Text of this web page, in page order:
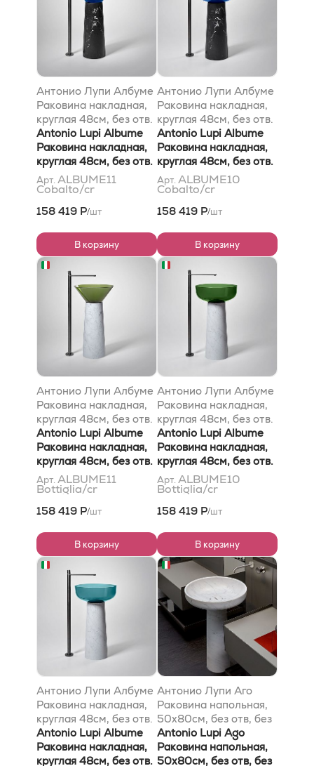
Антонио Лупи Албуме
Раковина накладная,
круглая 48см, без отв.
под смес, без
перелива, с д/
клапаном (хром), мат-
л: Кристалмуд, цвет:
Кобалто
Antonio Lupi Albume
Раковина накладная,
круглая 48см, без отв.
под смес, без
перелива, с д/
л: Cristalmood, цвет:
Cobalto
Арт. ALBUME11
Cobalto/cr
158 419 Р/шт
В корзину
Антонио Лупи Албуме
Раковина накладная,
круглая 48см, без отв.
под смес, без
перелива, с д/
клапаном (хром), мат-
л: Кристалмуд, цвет:
Кобалто
Antonio Lupi Albume
Раковина накладная,
круглая 48см, без отв.
под смес, без
перелива, с д/
л: Cristalmood, цвет:
Cobalto
Арт. ALBUME10
Cobalto/cr
158 419 Р/шт
В корзину
Антонио Лупи Албуме
Раковина накладная,
круглая 48см, без отв.
под смес, без
перелива, с д/
клапаном (хром), мат-
л: Кристалмуд, цвет:
Боттиглиа
Antonio Lupi Albume
Раковина накладная,
круглая 48см, без отв.
под смес, без
перелива, с д/
л: Cristalmood, цвет:
Bottiglia
Арт. ALBUME11
Bottiglia/cr
158 419 Р/шт
В корзину
Антонио Лупи Албуме
Раковина накладная,
круглая 48см, без отв.
под смес, без
перелива, с д/
клапаном (хром), мат-
л: Кристалмуд, цвет:
Боттиглиа
Antonio Lupi Albume
Раковина накладная,
круглая 48см, без отв.
под смес, без
перелива, с д/
л: Cristalmood, цвет:
Bottiglia
Арт. ALBUME10
Bottiglia/cr
158 419 Р/шт
В корзину
Антонио Лупи Албуме
Раковина накладная,
круглая 48см, без отв.
под смес, без
перелива, с д/
клапаном (хром), мат-
Antonio Lupi Albume
Раковина накладная,
круглая 48см, без отв.
Антонио Лупи Аго
Раковина напольная,
50х80см, без отв, без
перелива, с д/
клапаном (хром),
сифоном, слив в пол,
Antonio Lupi Ago
Раковина напольная,
50х80см, без отв, без